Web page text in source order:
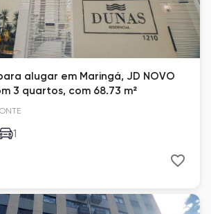
alugar em Maringá, JD NOVO
3 quartos, com 68.73 m²
1